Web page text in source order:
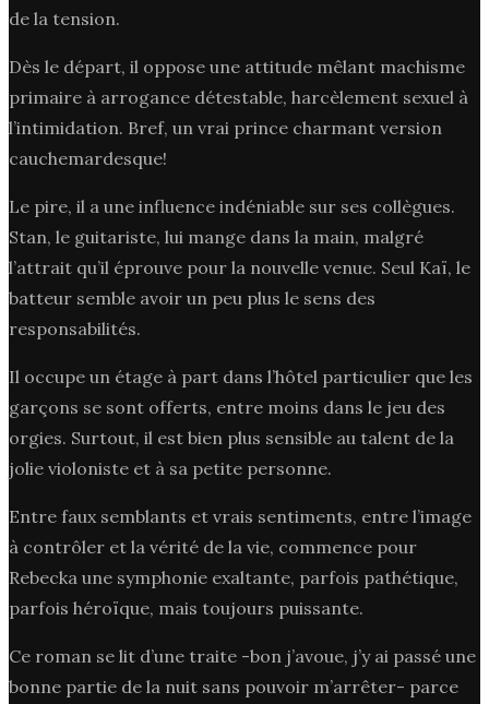
de la tension.
Dès le départ, il oppose une attitude mêlant machisme
primaire à arrogance détestable, harcèlement sexuel à
l’intimidation. Bref, un vrai prince charmant version
cauchemardesque!
Le pire, il a une influence indéniable sur ses collègues.
Stan, le guitariste, lui mange dans la main, malgré
l’attrait qu’il éprouve pour la nouvelle venue. Seul Kaï, le
batteur semble avoir un peu plus le sens des
responsabilités.
Il occupe un étage à part dans l’hôtel particulier que les
garçons se sont offerts, entre moins dans le jeu des
orgies. Surtout, il est bien plus sensible au talent de la
jolie violoniste et à sa petite personne.
Entre faux semblants et vrais sentiments, entre l’image
à contrôler et la vérité de la vie, commence pour
Rebecka une symphonie exaltante, parfois pathétique,
parfois héroïque, mais toujours puissante.
Ce roman se lit d’une traite -bon j’avoue, j’y ai passé une
bonne partie de la nuit sans pouvoir m’arrêter- parce